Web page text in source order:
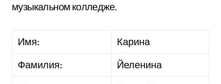
музыкальном колледже.
Имя:
Карина
Фамилия:
Йеленина